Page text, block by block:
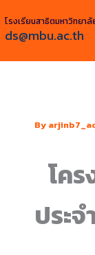
to
content
โรงเรียนสาธิตมหาวิทยา
ds@mbu.ac.th
By
โค
ประ